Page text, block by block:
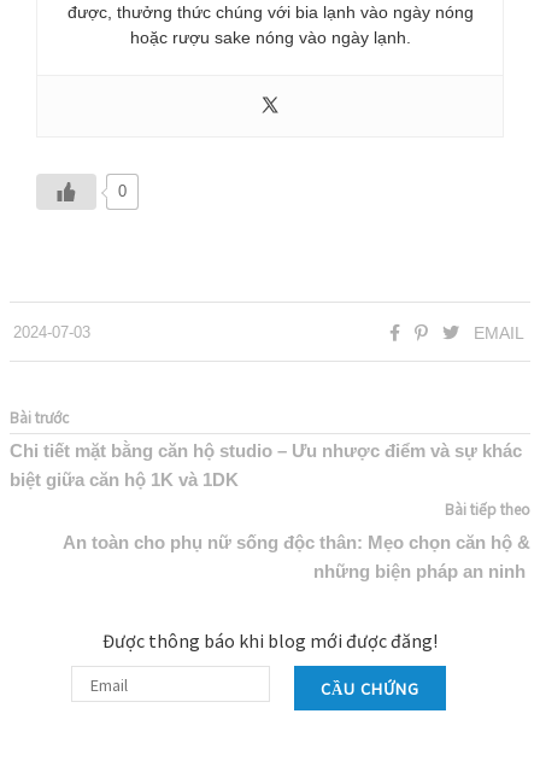
được, thưởng thức chúng với bia lạnh vào ngày nóng
hoặc rượu sake nóng vào ngày lạnh.
0
2024-07-03 EMAIL
Bài trước
Chi tiết mặt bằng căn hộ studio – Ưu nhược điểm và sự khác
biệt giữa căn hộ 1K và 1DK
Bài tiếp theo
An toàn cho phụ nữ sống độc thân: Mẹo chọn căn hộ &
những biện pháp an ninh
Được thông báo khi blog mới được đăng!
CẦU CHỨNG